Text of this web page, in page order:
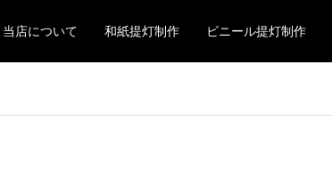
当店について 和紙提灯制作 ビニール提灯制作